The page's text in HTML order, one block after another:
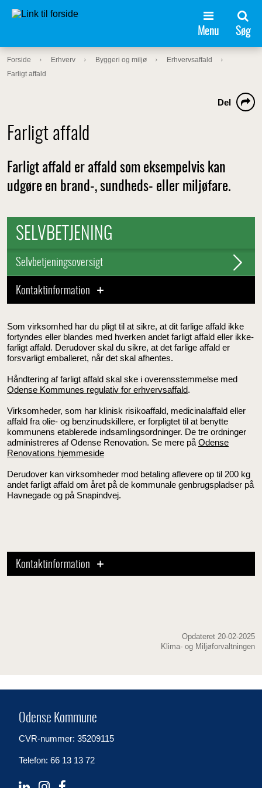
Menu Søg
Forside Erhverv Byggeri og miljø
Erhvervsaffald
Farligt affald
Farligt affald
Del
Farligt affald er affald som eksempelvis kan
udgøre en brand-, sundheds- eller miljøfare.
SELVBETJENING
Selvbetjeningsoversigt
Kontaktinformation
Som virksomhed har du pligt til at sikre, at dit farlige affald ikke
fortyndes eller blandes med hverken andet farligt affald eller ikke-
farligt affald. Derudover skal du sikre, at det farlige affald er
forsvarligt emballeret, når det skal afhentes.
Håndtering af farligt affald skal ske i overensstemmelse med
Odense Kommunes regulativ for erhvervsaffald.
Virksomheder, som har klinisk risikoaffald, medicinalaffald eller
affald fra olie- og benzinudskillere, er forpligtet til at benytte
kommunens etablerede indsamlingsordninger. De tre ordninger
administreres af Odense Renovation. Se mere på Odense
Renovations hjemmeside
Derudover kan virksomheder mod betaling aflevere op til 200 kg
andet farligt affald om året på de kommunale genbrugspladser på
Havnegade og på Snapindvej.
Kontaktinformation
Opdateret 20-02-2025
Klima- og Miljøforvaltningen
Odense Kommune
CVR-nummer: 35209115
Telefon: 66 13 13 72